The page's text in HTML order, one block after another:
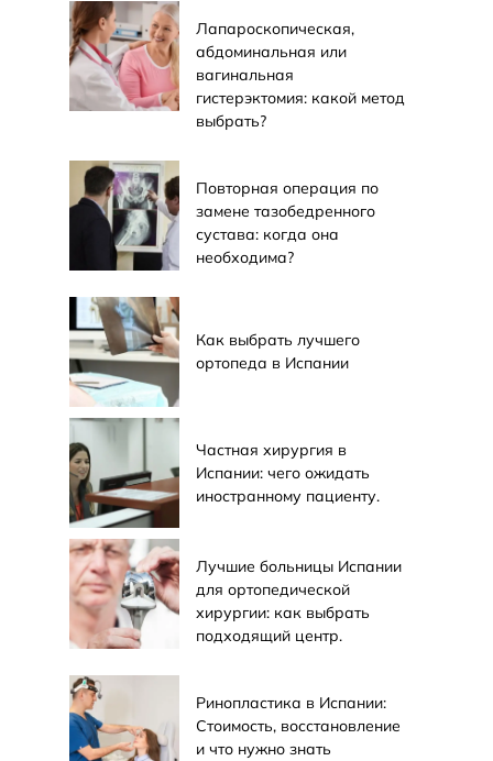
Лапароскопическая,
абдоминальная или
вагинальная
гистерэктомия: какой метод
выбрать?
Повторная операция по
замене тазобедренного
сустава: когда она
необходима?
Как выбрать лучшего
ортопеда в Испании
Частная хирургия в
Испании: чего ожидать
иностранному пациенту.
Лучшие больницы Испании
для ортопедической
хирургии: как выбрать
подходящий центр.
Ринопластика в Испании:
Стоимость, восстановление
и что нужно знать